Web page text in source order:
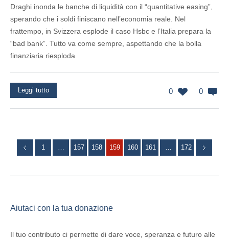
Draghi inonda le banche di liquidità con il “quantitative easing”,
sperando che i soldi finiscano nell’economia reale. Nel
frattempo, in Svizzera esplode il caso Hsbc e l’Italia prepara la
“bad bank”. Tutto va come sempre, aspettando che la bolla
finanziaria riesploda
0 0
Leggi tutto
1 … 157 158 159 160 161 … 172
Aiutaci con la tua donazione
Il tuo contributo ci permette di dare voce, speranza e futuro alle